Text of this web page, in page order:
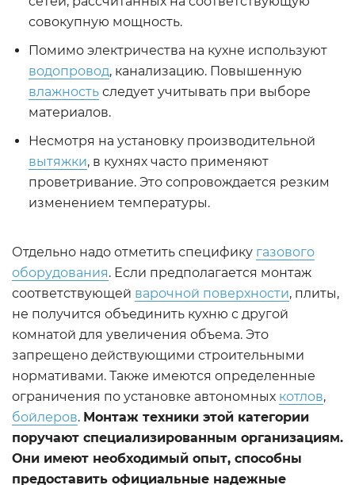
совокупную мощность.
Помимо электричества на кухне используют
водопровод, канализацию. Повышенную
влажность следует учитывать при выборе
материалов.
Несмотря на установку производительной
вытяжки, в кухнях часто применяют
проветривание. Это сопровождается резким
изменением температуры.
Отдельно надо отметить специфику газового
оборудования. Если предполагается монтаж
соответствующей варочной поверхности, плиты,
не получится объединить кухню с другой
комнатой для увеличения объема. Это
запрещено действующими строительными
нормативами. Также имеются определенные
ограничения по установке автономных котлов,
бойлеров. Монтаж техники этой категории
поручают специализированным организациям.
Они имеют необходимый опыт, способны
предоставить официальные надежные